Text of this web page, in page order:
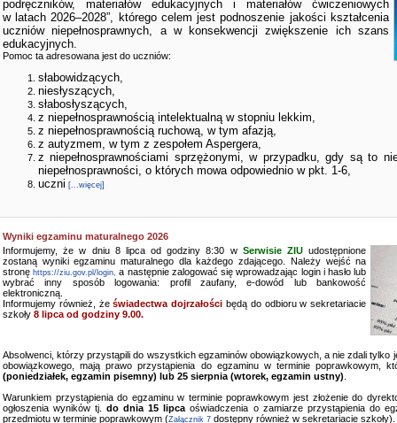
podręczników, materiałów edukacyjnych i materiałów ćwiczeniowych
w latach 2026–2028”, którego celem jest podnoszenie jakości kształcenia
uczniów niepełnosprawnych, a w konsekwencji zwiększenie ich szans
edukacyjnych.
Pomoc ta adresowana jest do uczniów:
słabowidzących,
niesłyszących,
słabosłyszących,
z niepełnosprawnością intelektualną w stopniu lekkim,
z niepełnosprawnością ruchową, w tym afazją,
z autyzmem, w tym z zespołem Aspergera,
z niepełnosprawnościami sprzężonymi, w przypadku, gdy są to
niepełnosprawności, o których mowa odpowiednio w pkt. 1-6,
uczni [...więcej]
Wyniki egzaminu maturalnego 2026
Informujemy, że w dniu 8 lipca od godziny 8:30 w Serwisie ZIU udostępnione
zostaną wyniki egzaminu maturalnego dla każdego zdającego. Należy wejść na
stronęhttps://ziu.gov.pl/login, a następnie zalogować się wprowadzając login i hasło lub
wybrać inny sposób logowania: profil zaufany, e-dowód lub bankowość
elektroniczną.
Informujemy również, żeświadectwa dojrzałości będą do odbioru w sekretariacie
szkoły 8 lipca od godziny 9.00.
Absolwenci, którzy przystąpili do wszystkich egzaminów obowiązkowych, a nie zdali tylko
obowiązkowego, mają prawo przystąpienia do egzaminu w terminie poprawkowym,
(poniedziałek, egzamin pisemny) lub 25 sierpnia (wtorek, egzamin ustny)
Warunkiem przystąpienia do egzaminu w terminie poprawkowym jest złożenie do
ogłoszenia wyników tj.do dnia 15 lipca oświadczenia o zamiarze przystąpienia do
przedmiotu w terminie poprawkowym (Załącznik 7 dostępny również w sekretariacie szkoły).